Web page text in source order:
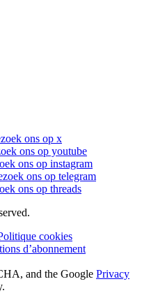
ons op x
ons op youtube
ons op instagram
ons op telegram
ons op threads
cookies
d’abonnement
and the Google Privacy